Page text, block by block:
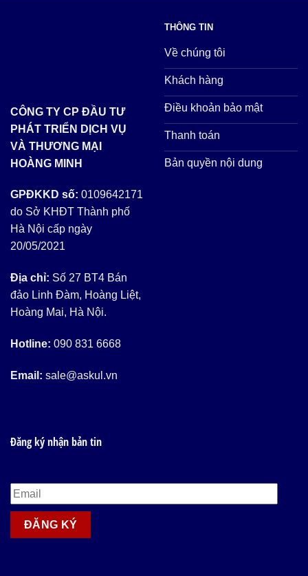
có
thể
chọn
trên
sản
phẩm
CÔNG TY CP ĐẦU TƯ
PHÁT TRIỂN DỊCH VỤ
VÀ THƯƠNG MẠI
HOÀNG MINH
GPĐKKD số: 0109642171
do Sở KHĐT Thành phố
Hà Nội cấp ngày
20/05/2021
Địa chỉ: Số 27 BT4 Bán
đảo Linh Đàm, Hoàng Liệt,
Hoàng Mai, Hà Nội.
Hotline: 090 831 6668
Email: sale@askul.vn
THÔNG TIN
Về chúng tôi
Khách hàng
Điều khoản bảo mật
Thanh toán
Bản quyền nội dung
Đăng ký nhận bản tin